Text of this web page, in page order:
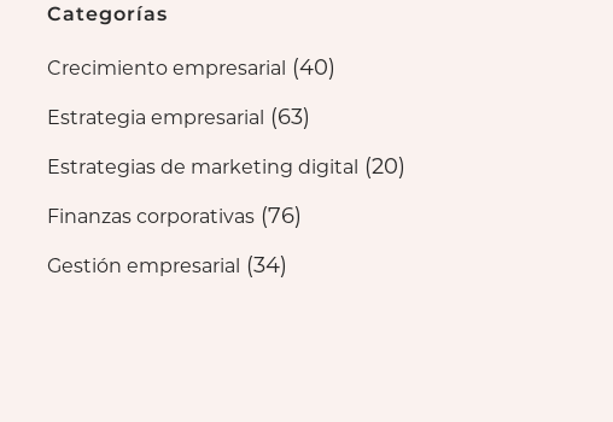
Categorías
Crecimiento empresarial (40)
Estrategia empresarial (63)
Estrategias de marketing digital (20)
Finanzas corporativas (76)
Gestión empresarial (34)